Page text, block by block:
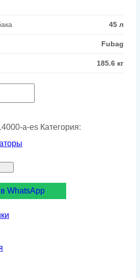
45 л
Fubag
185.6 кг
a-es Категория:
WhatsApp